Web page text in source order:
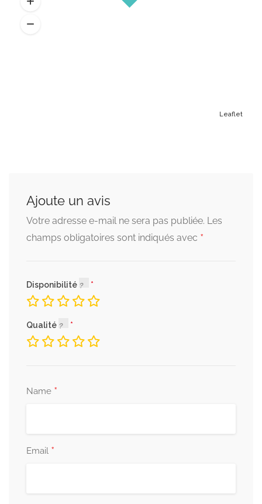
Leaflet
Ajoute un avis
Votre adresse e-mail ne sera pas publiée. Les
champs obligatoires sont indiqués avec *
Disponibilité
Qualité
Name *
Email *